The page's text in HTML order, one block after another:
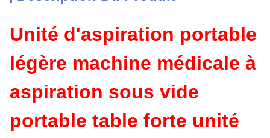
Unité d'aspiration portable
légère machine médicale à
aspiration sous vide
portable table forte unité